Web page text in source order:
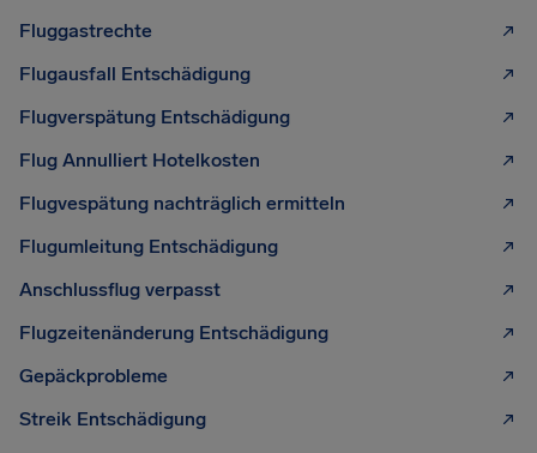
Fluggastrechte
Flugausfall Entschädigung
Flugverspätung Entschädigung
Flug Annulliert Hotelkosten
Flugvespätung nachträglich ermitteln
Flugumleitung Entschädigung
Anschlussflug verpasst
Flugzeitenänderung Entschädigung
Gepäckprobleme
Streik Entschädigung